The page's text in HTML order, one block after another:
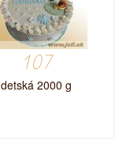
107
detská 2000 g